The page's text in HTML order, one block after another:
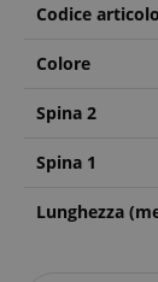
Codice articolo
Colore
Spina 2
Spina 1
Lunghezza